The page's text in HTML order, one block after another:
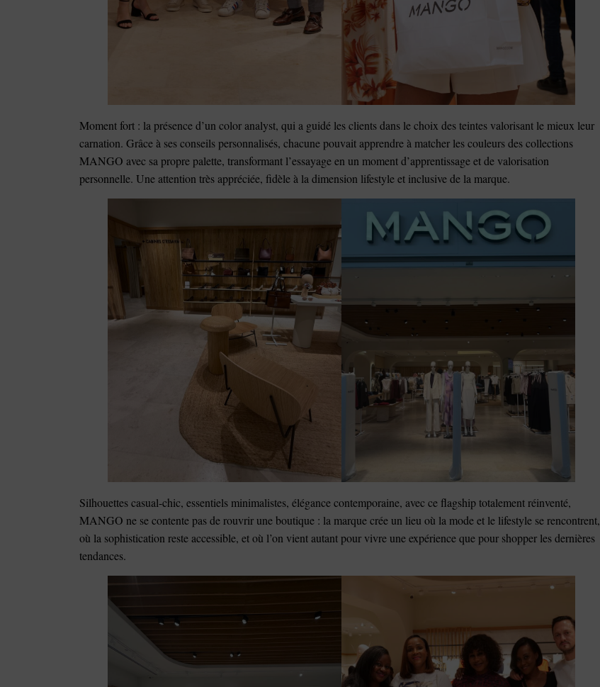
Moment fort : la présence d’un color analyst, qui a guidé les clients dans le choix des teintes valorisant le mieux leur
carnation. Grâce à ses conseils personnalisés, chacune pouvait apprendre à matcher les couleurs des collections
MANGO avec sa propre palette, transformant l’essayage en un moment d’apprentissage et de valorisation
personnelle. Une attention très appréciée, fidèle à la dimension lifestyle et inclusive de la marque.
Silhouettes casual-chic, essentiels minimalistes, élégance contemporaine, avec ce flagship totalement réinventé,
MANGO ne se contente pas de rouvrir une boutique : la marque crée un lieu où la mode et le lifestyle se rencontrent,
où la sophistication reste accessible, et où l’on vient autant pour vivre une expérience que pour shopper les dernières
tendances.